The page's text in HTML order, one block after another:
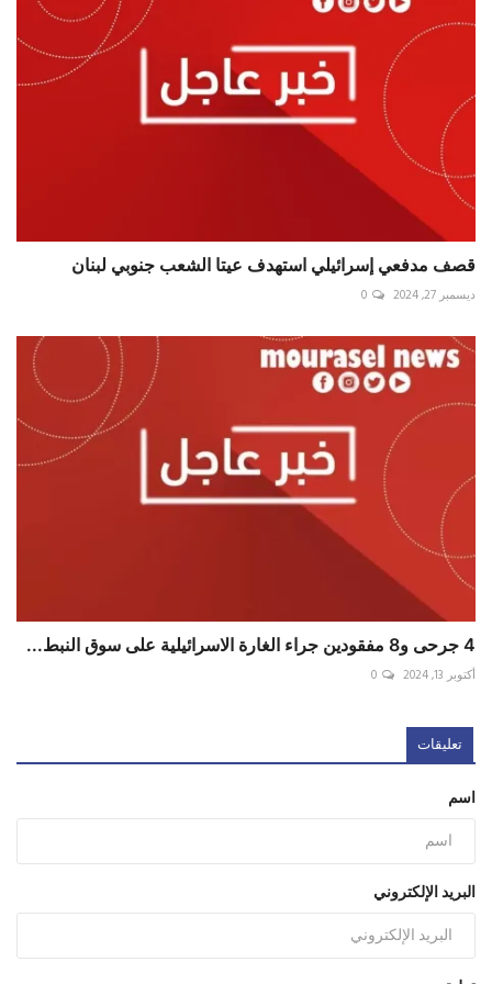
قصف مدفعي إسرائيلي استهدف عيتا الشعب جنوبي لبنان
ديسمبر 27, 2024 0
4 جرحى و8 مفقودين جراء الغارة الاسرائيلية على سوق النبط...
أكتوبر 13, 2024 0
تعليقات
اسم
البريد الإلكتروني